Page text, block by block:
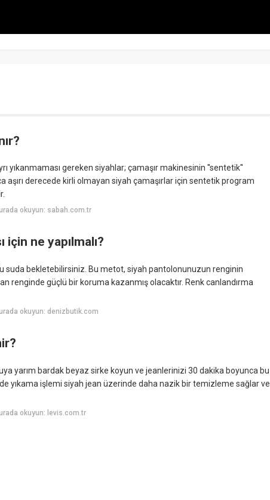
yıkanmaması gereken siyahlar; çamaşır makinesinin ''sentetik''
aşırı derecede kirli olmayan siyah çamaşırlar için sentetik program
okuyun: sabah.com.tr
ne yapılmalı?
suda bekletebilirsiniz. Bu metot, siyah pantolonunuzun renginin
renginde güçlü bir koruma kazanmış olacaktır. Renk canlandırma
okuyun: denizbutik.com
yarım bardak beyaz sirke koyun ve jeanlerinizi 30 dakika boyunca bu
yıkama işlemi siyah jean üzerinde daha nazik bir temizleme sağlar ve
okuyun: levis.com.tr